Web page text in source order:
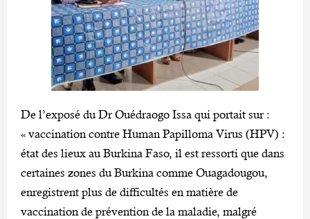
De l’exposé du Dr Ouédraogo Issa qui portait sur :
« vaccination contre Human Papilloma Virus (HPV) :
état des lieux au Burkina Faso, il est ressorti que dans
certaines zones du Burkina comme Ouagadougou,
enregistrent plus de difficultés en matière de
vaccination de prévention de la maladie, malgré